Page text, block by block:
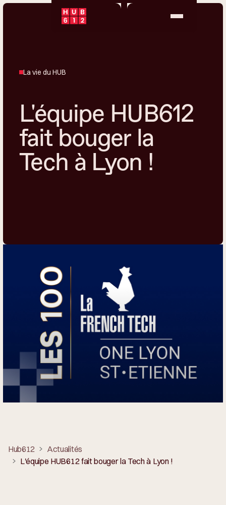
La vie du HUB
L'équipe HUB612
fait bouger la
Tech à Lyon !
Hub612
Actualités
L'équipe HUB612 fait bouger la Tech à Lyon !